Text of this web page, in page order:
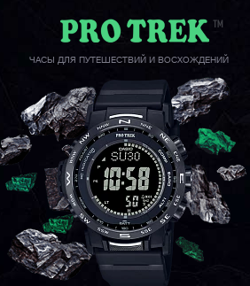
ЧАСЫ ДЛЯ ПУТЕШЕСТВИЙ И ВОСХОЖДЕНИЙ